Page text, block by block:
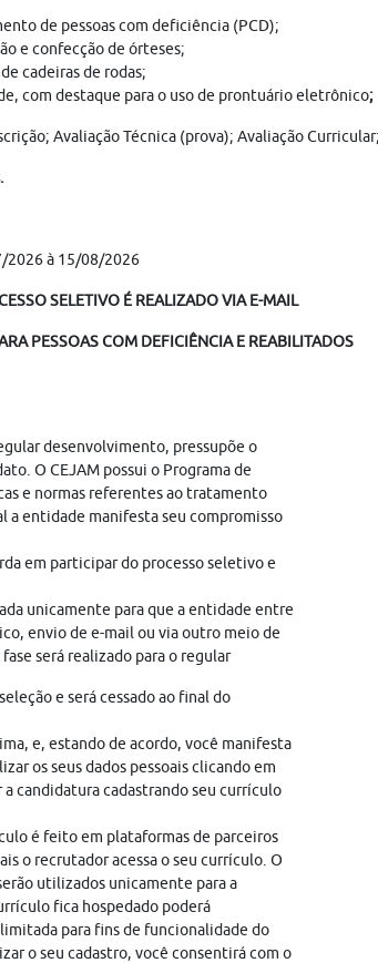
de pessoas com deficiência (PCD);
e confecção de órteses;
cadeiras de rodas;
com destaque para o uso de prontuário eletrônico;
Avaliação Técnica (prova); Avaliação
2026 à 15/08/2026
SELETIVO É REALIZADO VIA E-MAIL
PESSOAS COM DEFICIÊNCIA E REABILITADOS
desenvolvimento, pressupõe o
O CEJAM possui o Programa de
e normas referentes ao tratamento
a entidade manifesta seu compromisso
em participar do processo seletivo e
unicamente para que a entidade entre
envio de e-mail ou via outro meio de
será realizado para o regular
e será cessado ao final do
e, estando de acordo, você manifesta
os seus dados pessoais clicando em
candidatura cadastrando seu currículo
é feito em plataformas de parceiros
o recrutador acessa o seu currículo. O
utilizados unicamente para a
fica hospedado poderá
para fins de funcionalidade do
o seu cadastro, você consentirá com o